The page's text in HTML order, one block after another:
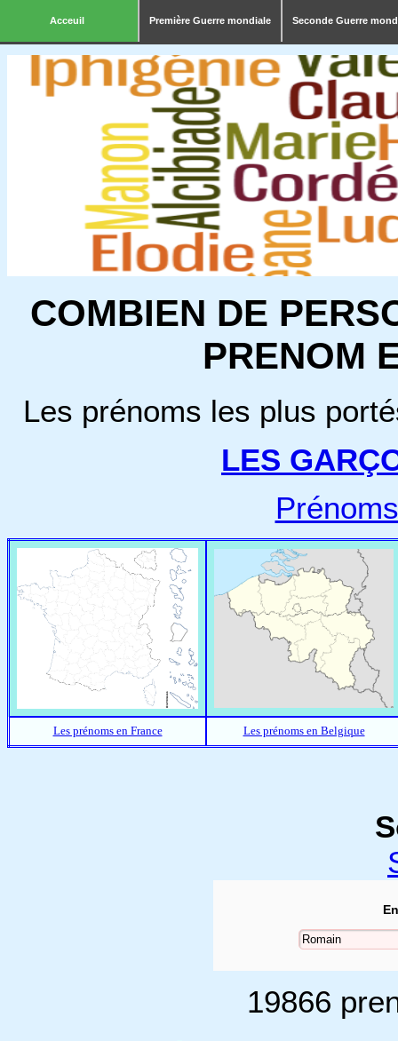
Acceuil Première Guerre mondiale Seconde Guerre
COMBIEN DE
PRENOM
Les prénoms les plus
LES
Les prénoms en France Les prénoms en Belgique
19866